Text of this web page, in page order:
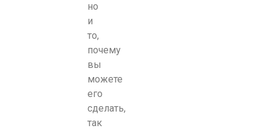
но
и
то,
почему
вы
можете
его
сделать,
так